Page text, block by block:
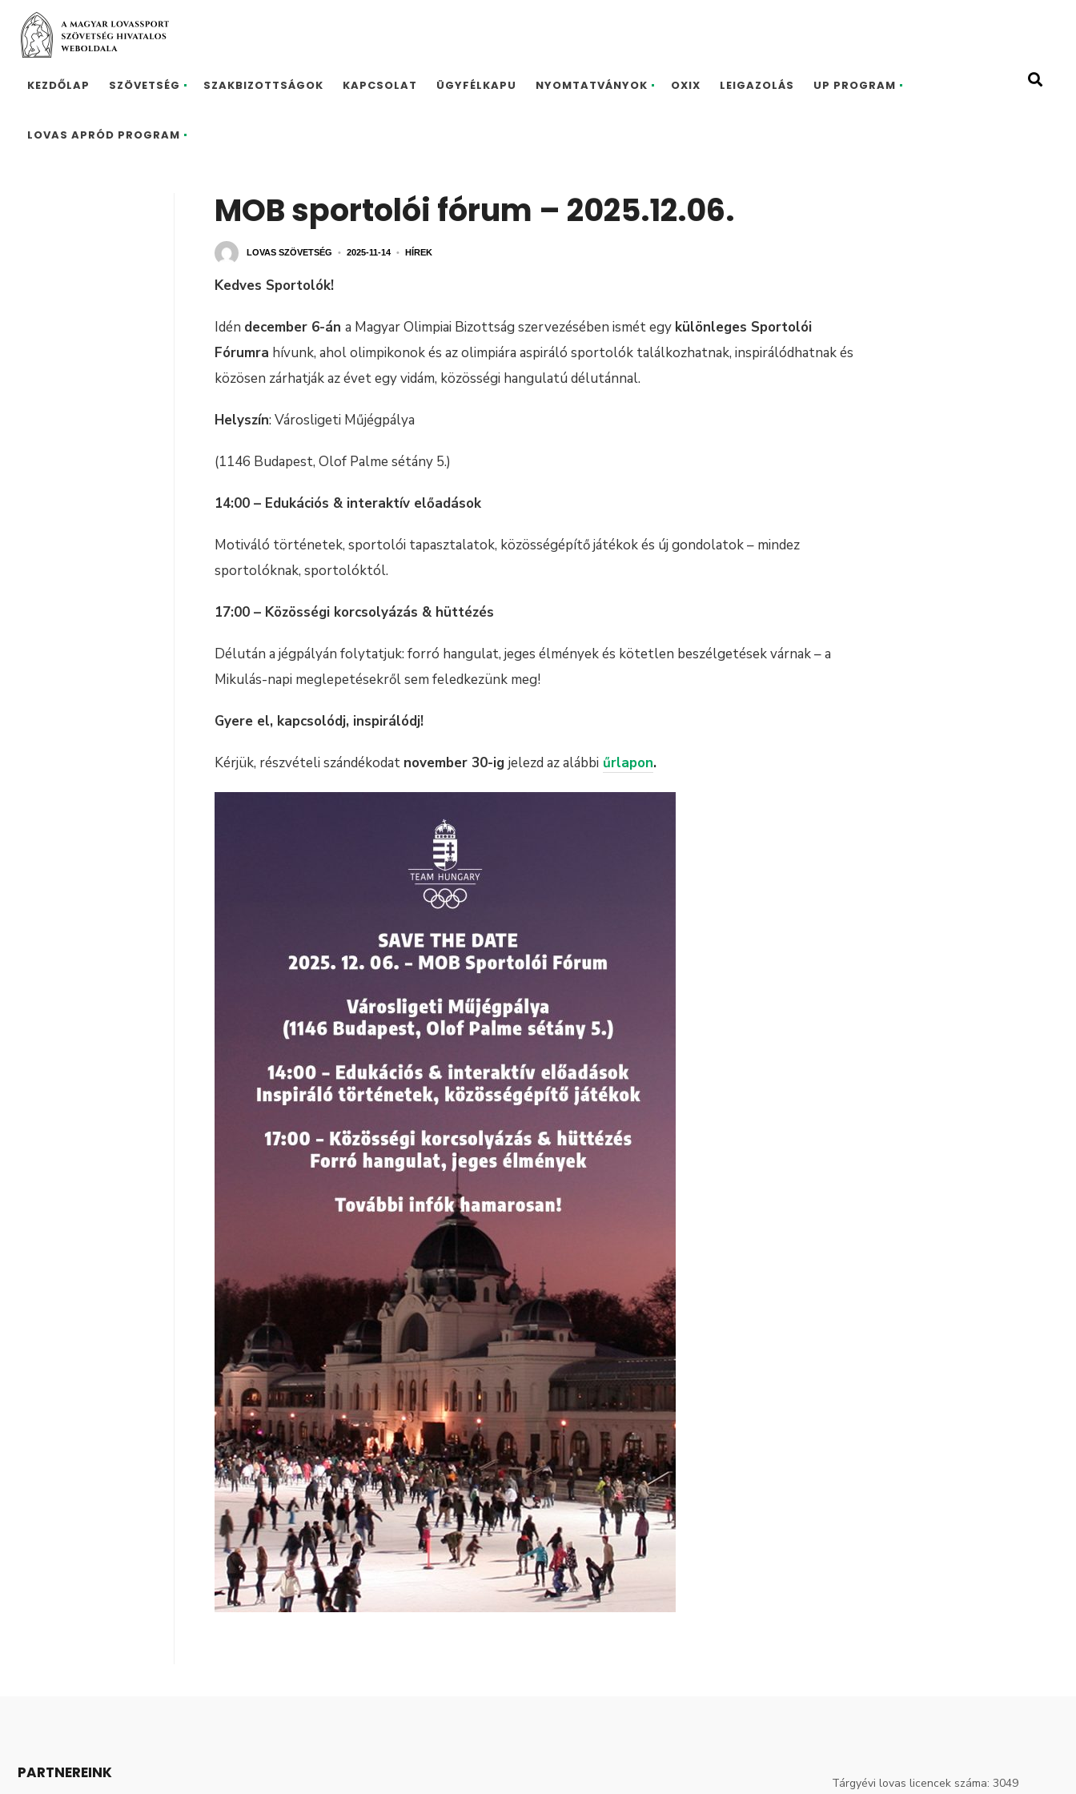
KEZDŐLAP SZÖVETSÉG SZAKBIZOTTSÁGOK KAPCSOLAT ÜGYFÉLKAPU NYOMTATVÁNYOK OXIX LEIGAZOLÁS UP PROGRAM
LOVAS APRÓD PROGRAM
MOB sportolói fórum – 2025.12.06.
LOVAS SZÖVETSÉG • 2025-11-14 • HÍREK
Kedves Sportolók!
Idén december 6-án a Magyar Olimpiai Bizottság szervezésében ismét egy különleges Sportolói
Fórumra hívunk, ahol olimpikonok és az olimpiára aspiráló sportolók találkozhatnak, inspirálódhatnak és
közösen zárhatják az évet egy vidám, közösségi hangulatú délutánnal.
Helyszín: Városligeti Műjégpálya
(1146 Budapest, Olof Palme sétány 5.)
14:00 – Edukációs & interaktív előadások
Motiváló történetek, sportolói tapasztalatok, közösségépítő játékok és új gondolatok – mindez
sportolóknak, sportolóktól.
17:00 – Közösségi korcsolyázás & hüttézés
Délután a jégpályán folytatjuk: forró hangulat, jeges élmények és kötetlen beszélgetések várnak – a
Mikulás-napi meglepetésekről sem feledkezünk meg!
Gyere el, kapcsolódj, inspirálódj!
Kérjük, részvételi szándékodat november 30-ig jelezd az alábbi űrlapon.
PARTNEREINK
Tárgyévi lovas licencek száma: 3049